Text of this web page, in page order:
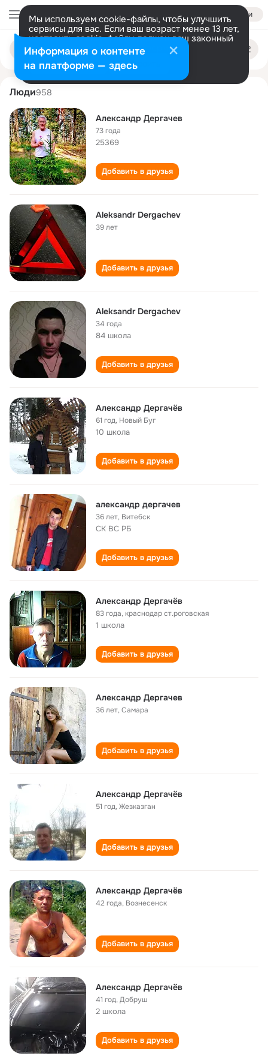
Войти
Мы используем cookie-файлы, чтобы улучшить
сервисы для вас. Если ваш возраст менее 13 лет,
настроить cookie-файлы должен ваш законный
представитель. Больше информации
Разрешить все Настроить
Поиск
людям
aleksandr dergachev
Люди958
Александр Дергачев
73 года
25369
Добавить в друзья
Aleksandr Dergachev
39 лет
Добавить в друзья
Aleksandr Dergachev
34 года
84 школа
Добавить в друзья
Александр Дергачёв
61 год, Новый Буг
10 школа
Добавить в друзья
александр дергачев
36 лет, Витебск
СК ВС РБ
Добавить в друзья
Александр Дергачёв
83 года,краснодар ст.роговская
1 школа
Добавить в друзья
Александр Дергачев
36 лет,Самара
Добавить в друзья
Александр Дергачёв
51 год,Жезказган
Добавить в друзья
Александр Дергачёв
42 года, Вознесенск
Добавить в друзья
Александр Дергачёв
41 год,Добруш
2 школа
Добавить в друзья
Информация о контенте
на платформе — здесь